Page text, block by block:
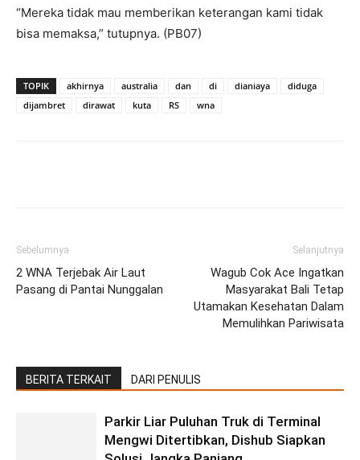
“Mereka tidak mau memberikan keterangan kami tidak
bisa memaksa,” tutupnya. (PB07)
TOPIK akhirnya australia dan di dianiaya
diduga
dijambret
dirawat kuta RS wna
Sebelumnya
2 WNA Terjebak Air Laut
Pasang di Pantai Nunggalan
Selanjutnya
Wagub Cok Ace Ingatkan
Masyarakat Bali Tetap
Utamakan Kesehatan Dalam
Memulihkan Pariwisata
BERITA TERKAIT DARI PENULIS
Parkir Liar Puluhan Truk di Terminal
Mengwi Ditertibkan, Dishub Siapkan